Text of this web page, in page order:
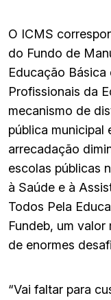
O ICMS
do Fundo de
Educação
Profissionais da
mecanismo de
pública municipal
arrecadação
escolas públicas
à Saúde e à
Todos Pela
Fundeb, um
de enormes
“Vai faltar para